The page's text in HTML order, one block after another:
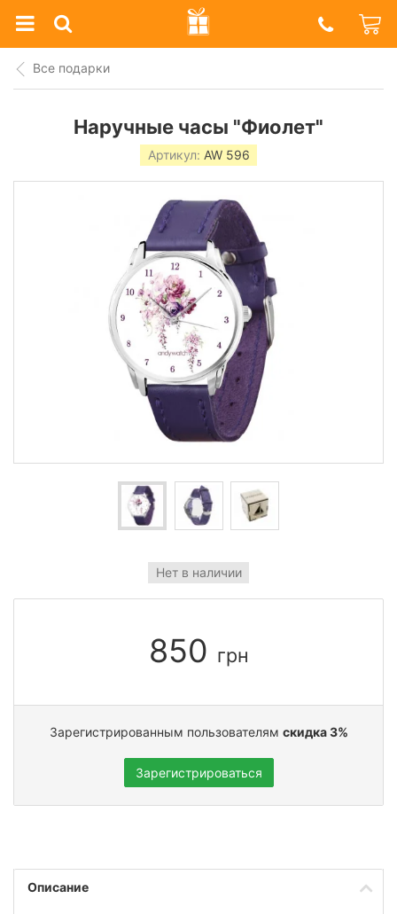
Prazdnik
Shop
Все подарки
Наручные часы "Фиолет"
Артикул: AW 596
Нет в наличии
850 грн
Зарегистрированным пользователям скидка 3%
Зарегистрироваться
Описание